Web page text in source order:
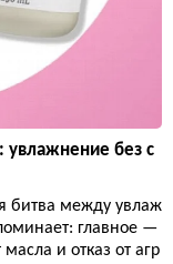
без с
битва между увлаж
главное —
и отказ от агр